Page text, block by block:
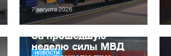
7 августа 2026
НОВОСТИ
За прошедшую
неделю силы МВД